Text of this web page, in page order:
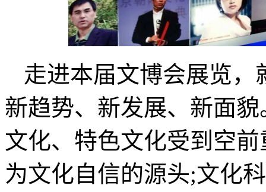
走进本届文博会展览
新趋势、新发展、新面
文化、特色文化受到空
为文化自信的源头;文化